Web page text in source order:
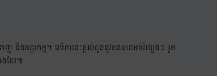
និងអន្តរកម្ម។ វេទិកានេះផ្តល់ជូននូវធនធានអប់រំផ្សេងៗ រួម
ដែរ៕